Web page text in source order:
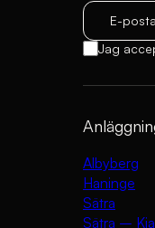
E-
Jag
Albyberg
Haninge
Sätra
Sätra – Kia